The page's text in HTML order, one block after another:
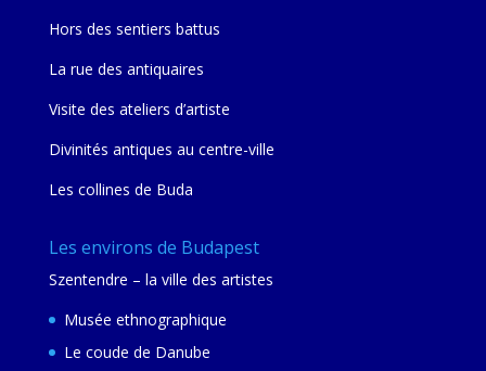
Hors des sentiers battus
La rue des antiquaires
Visite des ateliers d’artiste
Divinités antiques au centre-ville
Les collines de Buda
Les environs de Budapest
Szentendre – la ville des artistes
Musée ethnographique
Le coude de Danube